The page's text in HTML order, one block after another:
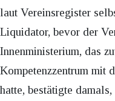
laut Vereinsregister
Liquidator, bevor der
Innenministerium, das
Kompetenzzentrum mit
hatte, bestätigte